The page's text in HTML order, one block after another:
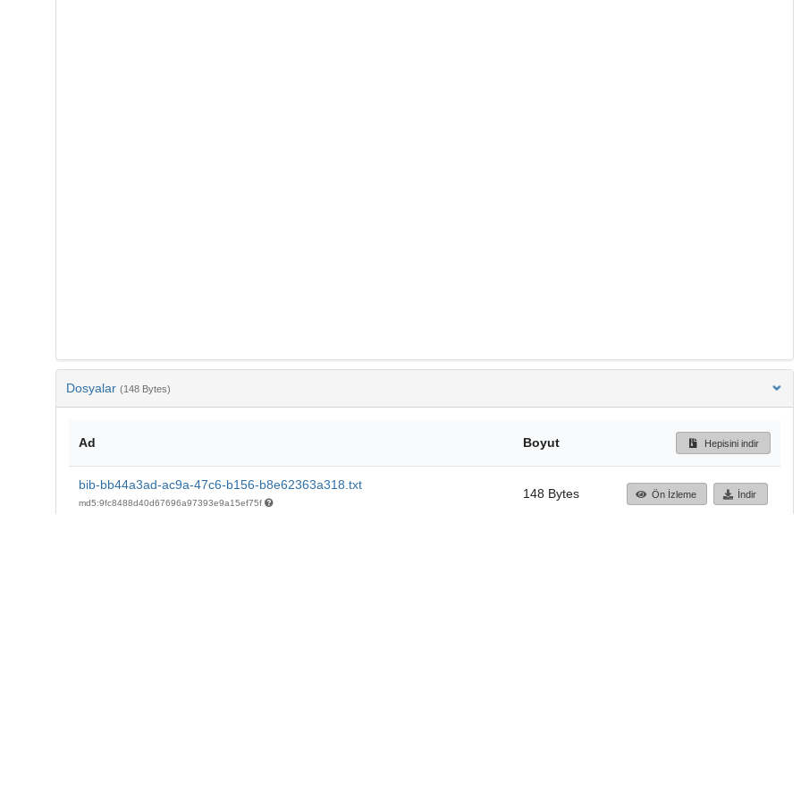
Dosyalar (148 Bytes)
Ad Boyut Hepisini indir
bib-bb44a3ad-ac9a-47c6-b156-b8e62363a318.txt
md5:9fc8488d40d67696a97393e9a15ef75f
148 Bytes Ön İzleme İndir